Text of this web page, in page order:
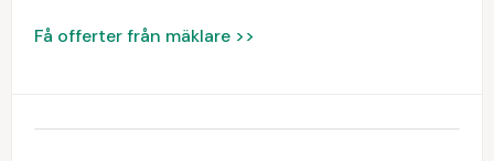
Få offerter från mäklare >>